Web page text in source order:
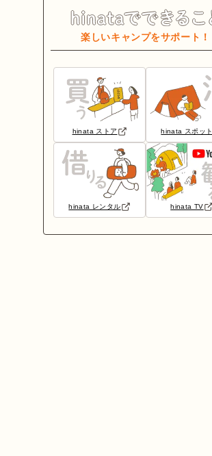
楽しいキャンプをサポート！
hinata ストア hinata スポット
hinata レンタル hinata TV